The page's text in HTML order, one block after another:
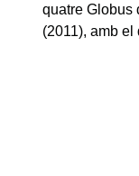
quatre Globus
(2011), amb el